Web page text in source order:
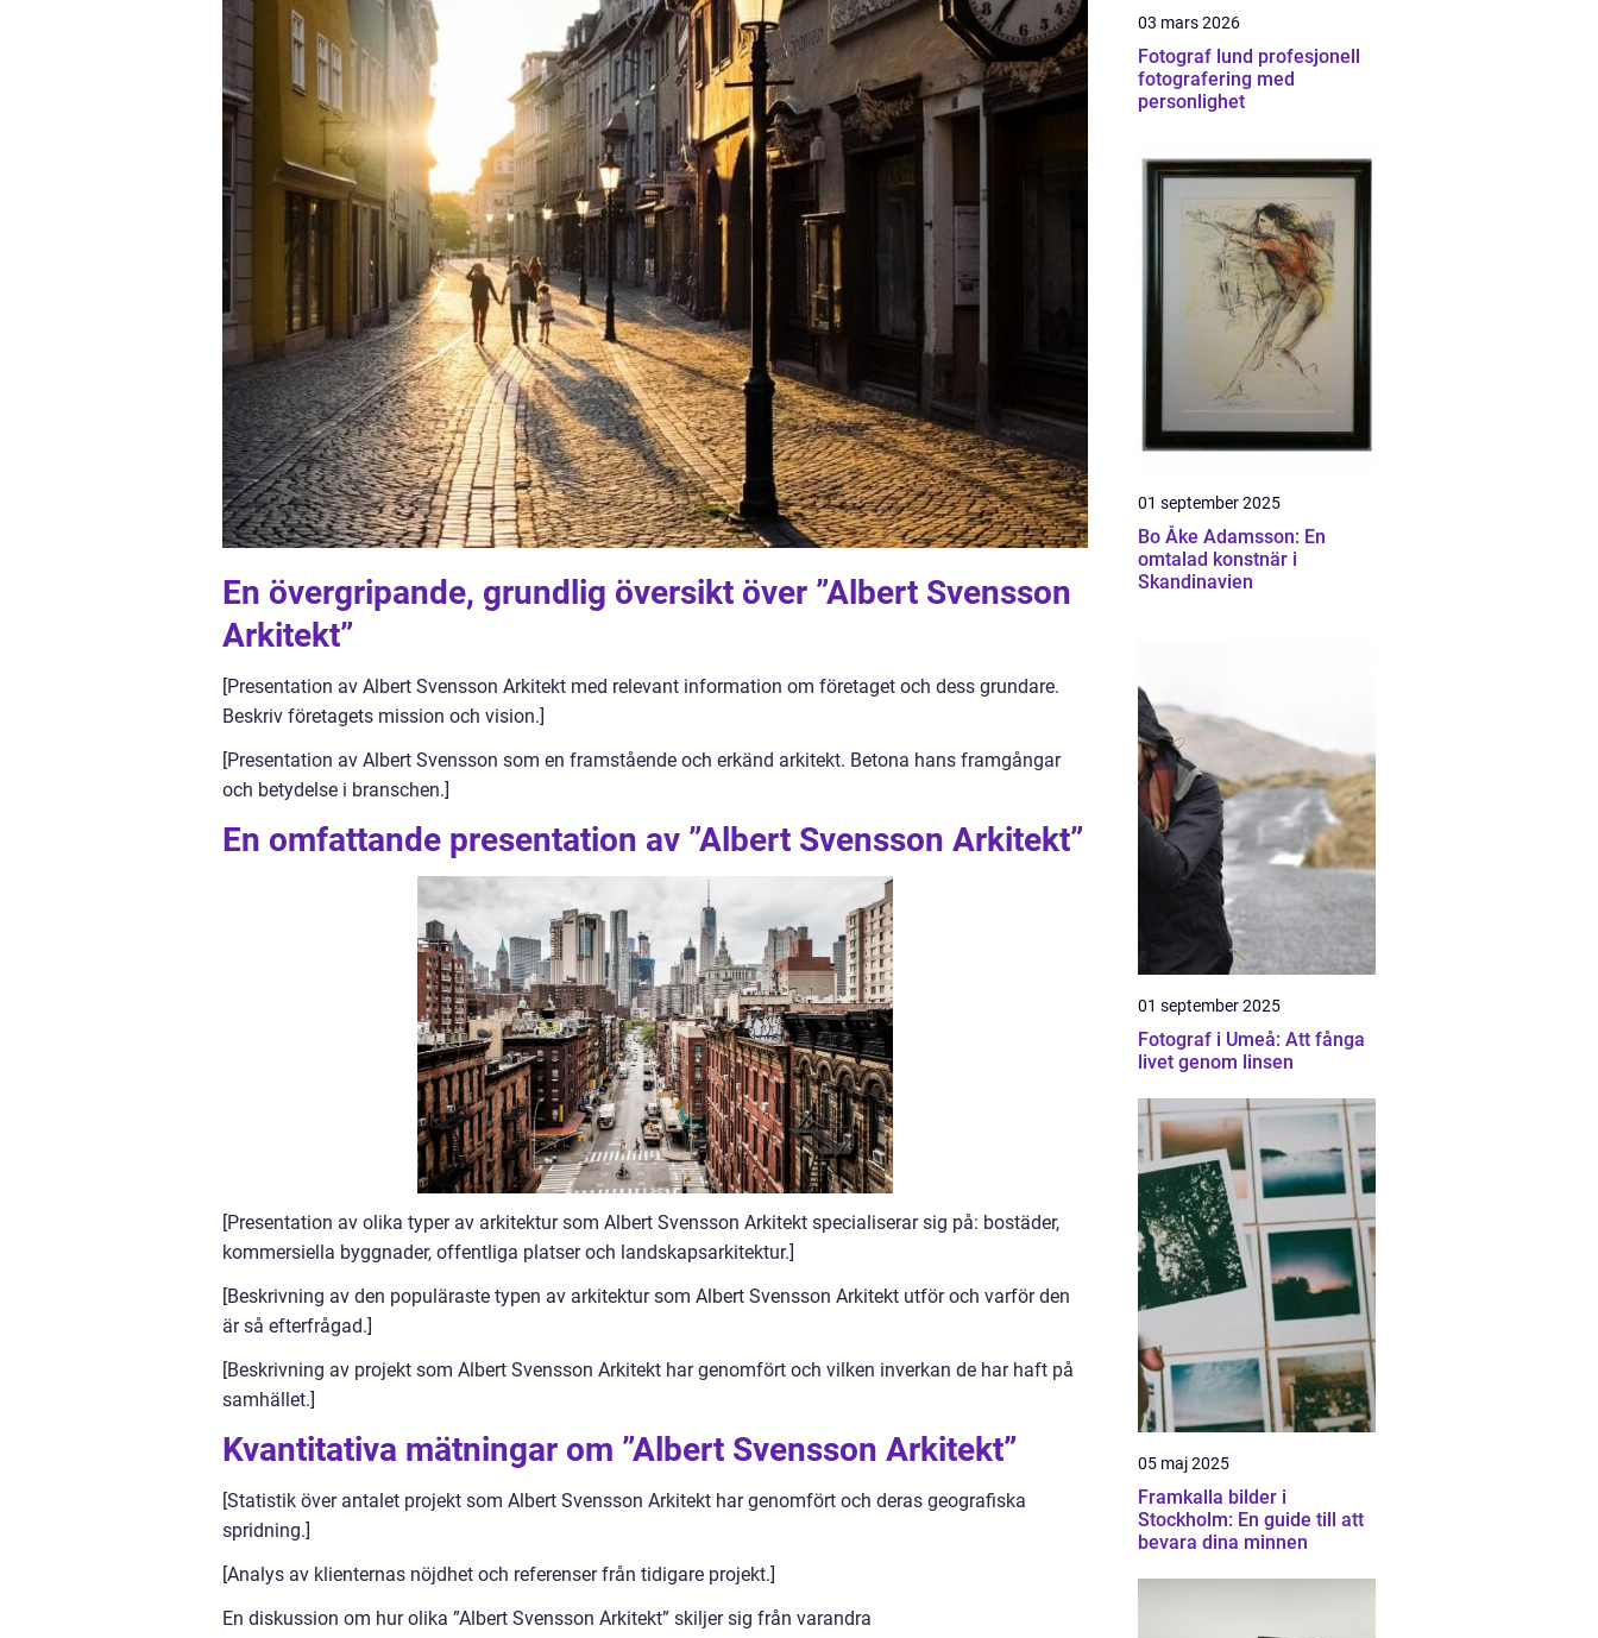
En övergripande, grundlig översikt över ”Albert Svensson
Arkitekt”
[Presentation av Albert Svensson Arkitekt med relevant information om företaget och dess grundare.
Beskriv företagets mission och vision.]
[Presentation av Albert Svensson som en framstående och erkänd arkitekt. Betona hans framgångar
och betydelse i branschen.]
En omfattande presentation av ”Albert Svensson Arkitekt”
[Presentation av olika typer av arkitektur som Albert Svensson Arkitekt specialiserar sig på: bostäder,
kommersiella byggnader, offentliga platser och landskapsarkitektur.]
[Beskrivning av den populäraste typen av arkitektur som Albert Svensson Arkitekt utför och varför den
är så efterfrågad.]
[Beskrivning av projekt som Albert Svensson Arkitekt har genomfört och vilken inverkan de har haft på
samhället.]
Kvantitativa mätningar om ”Albert Svensson Arkitekt”
[Statistik över antalet projekt som Albert Svensson Arkitekt har genomfört och deras geografiska
spridning.]
[Analys av klienternas nöjdhet och referenser från tidigare projekt.]
En diskussion om hur olika ”Albert Svensson Arkitekt” skiljer sig från varandra
03 mars 2026
Fotograf lund profesjonell
fotografering med
personlighet
01 september 2025
Bo Åke Adamsson: En
omtalad konstnär i
Skandinavien
01 september 2025
Fotograf i Umeå: Att fånga
livet genom linsen
05 maj 2025
Framkalla bilder i
Stockholm: En guide till att
bevara dina minnen